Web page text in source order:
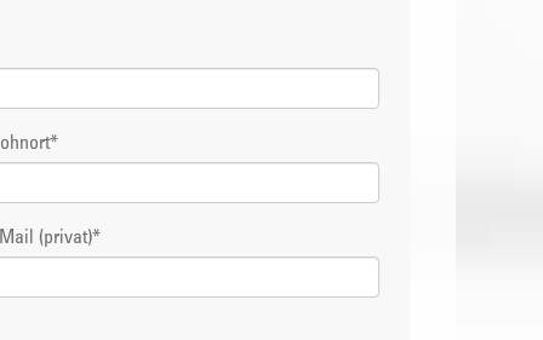
*
(privat)*